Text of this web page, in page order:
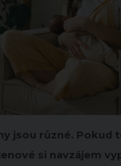
jsou různé. Pokud
si navzájem